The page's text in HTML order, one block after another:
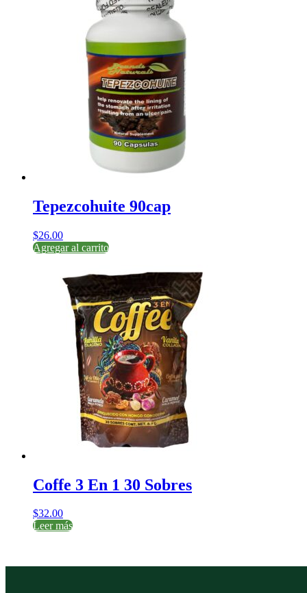
Tepezcohuite 90cap
$26.00
Agregar al carrito
Coffe 3 En 1 30 Sobres
$32.00
Leer más